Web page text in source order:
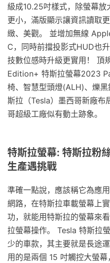
級成10.25吋樣式，除螢幕
更小，滿版顯示讓資訊讀取
緻、美觀。 並增加無線
C，同時前擋投影式HUD也
技數位感時升級更實用！ 頂
Edition+ 特斯拉螢幕2023
椅、智慧型頭燈(ALH)、爍
斯拉（Tesla）墨西哥新廠布
哥超級工廠似有動土跡象。
特斯拉螢幕: 特斯拉粉
生產遇挑戰
準確一點說，應該稱它為應
網路，在特斯拉車載螢幕上
功，就能用特斯拉的螢幕來
拉螢幕操作。 Tesla 特斯拉
少的車款，其主要就是長途
用的是兩個 15 吋觸控大螢